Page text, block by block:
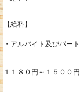
【給料】
・アルバイト及びパート
１１８０円～１５００円